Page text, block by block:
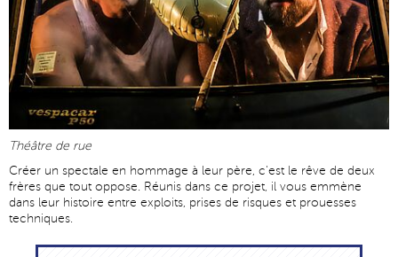
Théâtre de rue
Créer un spectale en hommage à leur père, c'est le rêve de deux
frères que tout oppose. Réunis dans ce projet, il vous emmène
dans leur histoire entre exploits, prises de risques et prouesses
techniques.